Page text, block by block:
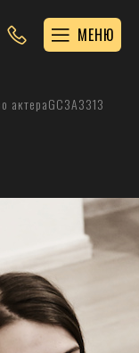
МЕНЮ
актераGC3A3313